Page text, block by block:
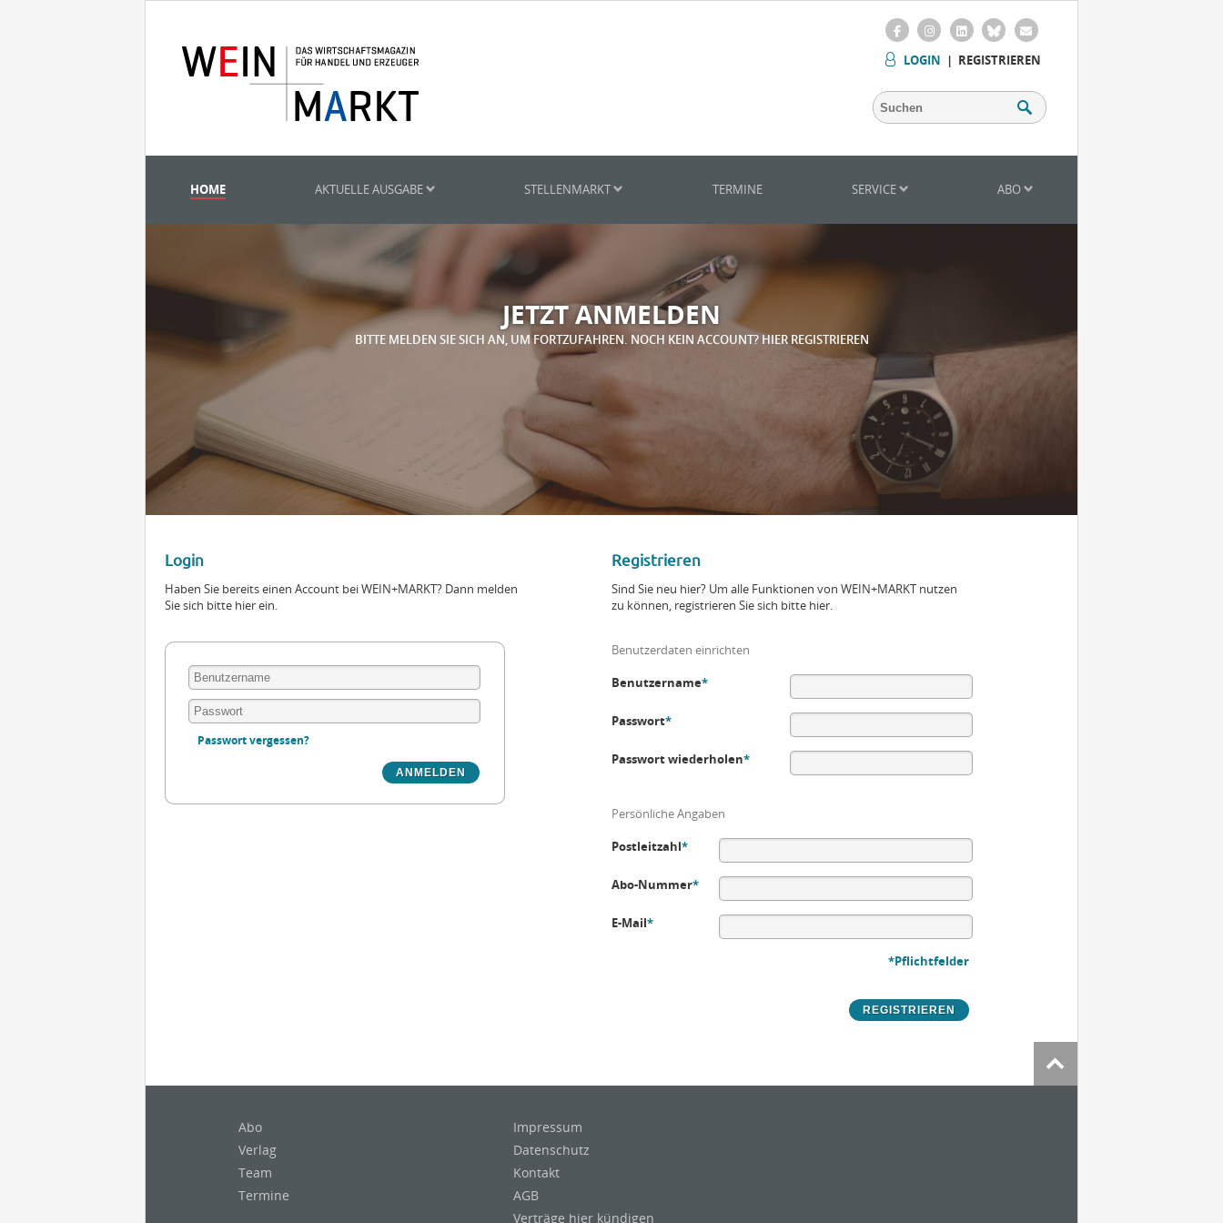
LOGIN | REGISTRIEREN
HOME AKTUELLE AUSGABE STELLENMARKT TERMINE SERVICE ABO
JETZT ANMELDEN
BITTE MELDEN SIE SICH AN, UM FORTZUFAHREN. NOCH KEIN ACCOUNT? HIER REGISTRIEREN
Login
Haben Sie bereits einen Account bei WEIN+MARKT? Dann melden
Sie sich bitte hier ein.
Passwort vergessen?
Registrieren
Sind Sie neu hier? Um alle Funktionen von WEIN+MARKT nutzen
zu können, registrieren Sie sich bitte hier.
Benutzerdaten einrichten
Benutzername*
Passwort*
Passwort wiederholen*
Persönliche Angaben
Postleitzahl*
Abo-Nummer*
E-Mail*
*Pflichtfelder
Abo
Verlag
Team
Termine
Impressum
Datenschutz
Kontakt
AGB
Verträge hier kündigen